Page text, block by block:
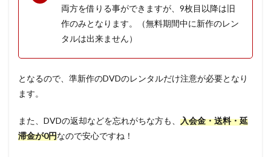
両方を借りる事ができますが、9枚目以降は旧
作のみとなります。（無料期間中に新作のレン
タルは出来ません）
となるので、準新作のDVDのレンタルだけ注意が必要となり
ます。
また、DVDの返却などを忘れがちな方も、 入会金・送料・延
滞金が0円なので安心ですね！